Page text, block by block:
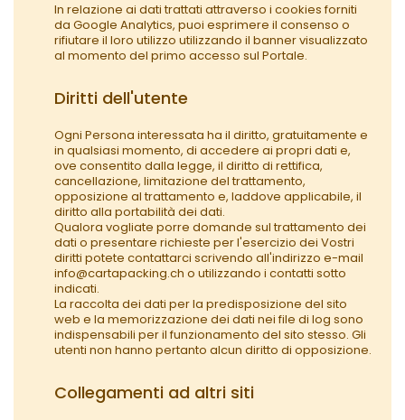
In relazione ai dati trattati attraverso i cookies forniti
da Google Analytics, puoi esprimere il consenso o
rifiutare il loro utilizzo utilizzando il banner visualizzato
al momento del primo accesso sul Portale.
Diritti dell'utente
Ogni Persona interessata ha il diritto, gratuitamente e
in qualsiasi momento, di accedere ai propri dati e,
ove consentito dalla legge, il diritto di rettifica,
cancellazione, limitazione del trattamento,
opposizione al trattamento e, laddove applicabile, il
diritto alla portabilità dei dati.
Qualora vogliate porre domande sul trattamento dei
dati o presentare richieste per l'esercizio dei Vostri
diritti potete contattarci scrivendo all'indirizzo e-mail
info@cartapacking.ch o utilizzando i contatti sotto
indicati.
La raccolta dei dati per la predisposizione del sito
web e la memorizzazione dei dati nei file di log sono
indispensabili per il funzionamento del sito stesso. Gli
utenti non hanno pertanto alcun diritto di opposizione.
Collegamenti ad altri siti